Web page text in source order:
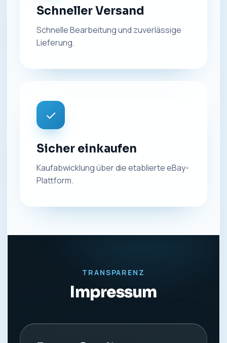
Schneller Versand
Schnelle Bearbeitung und zuverlässige
Lieferung.
✓
Sicher einkaufen
Kaufabwicklung über die etablierte eBay-
Plattform.
TRANSPARENZ
Impressum